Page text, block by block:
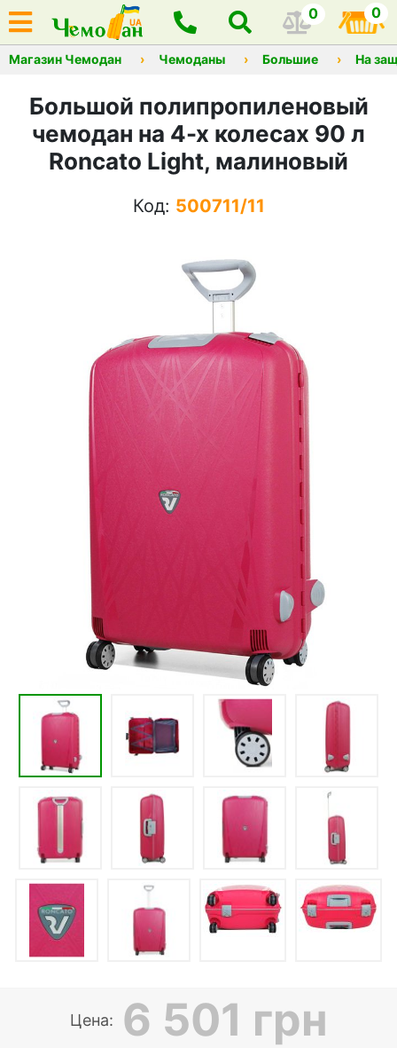
0 0
Магазин Чемодан Чемоданы Большие На
Большой полипропиленовый
чемодан на 4-х колесах 90 л
Roncato Light, малиновый
Код: 500711/11
Цена: 6 501 грн